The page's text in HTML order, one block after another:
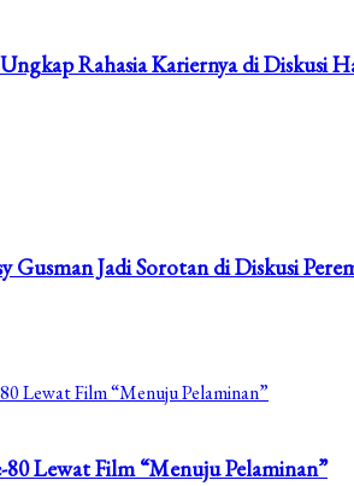
Rahasia Kariernya di Diskusi
Gusman Jadi Sorotan di Diskusi
80 Lewat Film “Menuju Pelaminan”